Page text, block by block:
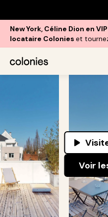
New York, Céline Dion en VIP
locataire Colonies et
Voir